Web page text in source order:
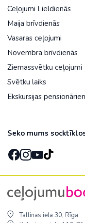
Ceļojumi Lieldienās
Maija brīvdienās
Vasaras ceļojumi
Novembra brīvdienās
Ziemassvētku ceļojumi
Svētku laiks
Ekskursijas
Seko mums
Tallinas iela 30, Rīga